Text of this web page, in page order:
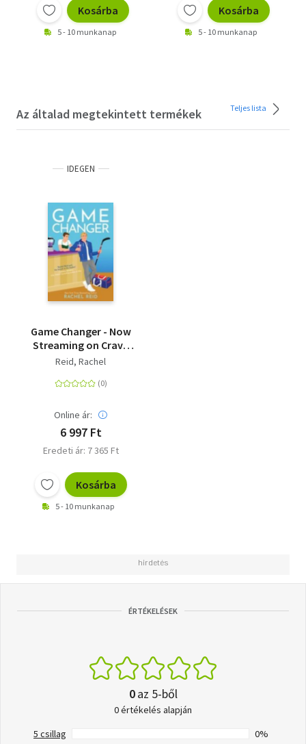
Kosárba
5 - 10 munkanap
Kosárba
5 - 10 munkanap
Az általad megtekintett termékek Teljes lista
IDEGEN
Game Changer - Now
Streaming on Crave
and HBO Max
Reid, Rachel
Online ár:
6 997 Ft
Eredeti ár: 7 365 Ft
Kosárba
5 - 10 munkanap
ÉRTÉKELÉSEK
0az 5-ből
0 értékelés alapján
5 csillag
0%